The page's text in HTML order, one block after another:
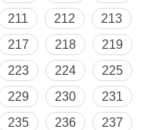
211 212
213
217 218
219
223 224
225
229 230
231
235 236
237